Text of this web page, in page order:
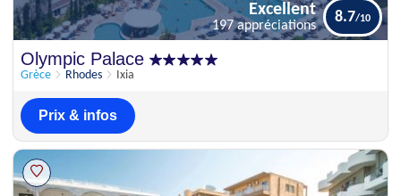
Olympic Palace
Grèce Rhodes Ixia
Excellent
197 appréciations
8.7
Prix & infos